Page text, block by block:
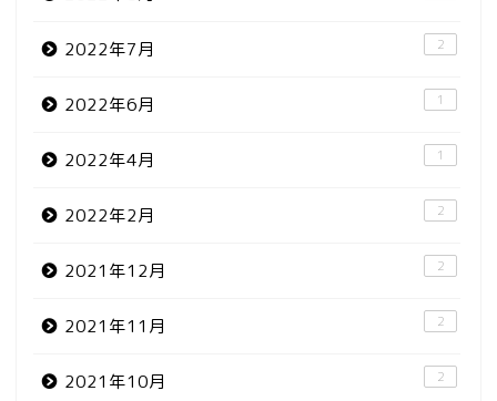
2022年7月 2
2022年6月 1
2022年4月 1
2022年2月 2
2021年12月 2
2021年11月 2
2021年10月 2